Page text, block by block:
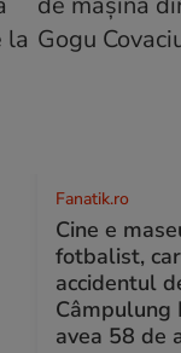
Fanatik.ro
Cine e
fotbalist,
accidentul
Câmpulung
avea 58 de